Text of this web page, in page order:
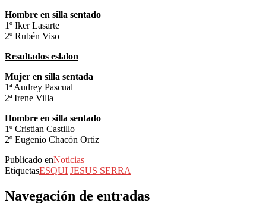
Hombre en silla sentado
1º Iker Lasarte
2º Rubén Viso
Resultados eslalon
Mujer en silla sentada
1ª Audrey Pascual
2ª Irene Villa
Hombre en silla sentado
1º Cristian Castillo
2º Eugenio Chacón Ortiz
Publicado enNoticias
EtiquetasESQUI JESUS SERRA
Navegación de entradas